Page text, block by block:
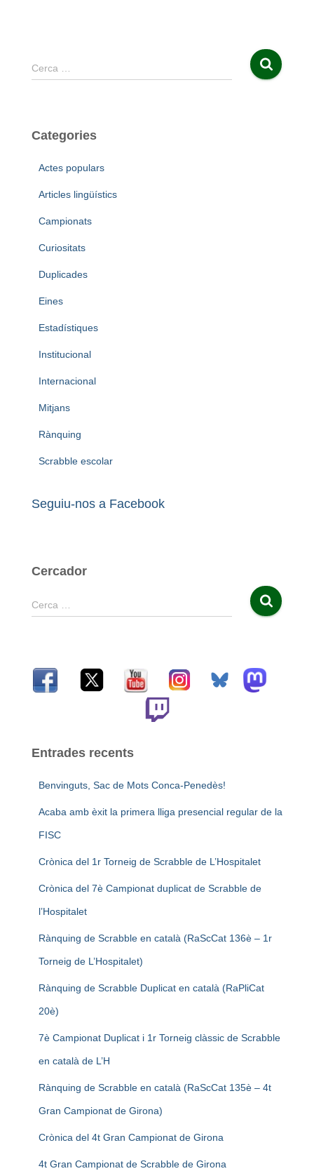
C
e
:
Cerca …
Categories
Actes populars
Articles lingüístics
Campionats
Curiositats
Duplicades
Eines
Estadístiques
Institucional
Internacional
Mitjans
Rànquing
Scrabble escolar
Seguiu-nos a Facebook
Cercador
C
e
Cerca …
Entrades recents
Benvinguts, Sac de Mots Conca-Penedès!
Acaba amb èxit la primera lliga presencial regular de la
FISC
Crònica del 1r Torneig de Scrabble de L’Hospitalet
Crònica del 7è Campionat duplicat de Scrabble de
l’Hospitalet
Rànquing de Scrabble en català (RaScCat 136è – 1r
Torneig de L’Hospitalet)
Rànquing de Scrabble Duplicat en català (RaPliCat
20è)
7è Campionat Duplicat i 1r Torneig clàssic de Scrabble
en català de L’H
Rànquing de Scrabble en català (RaScCat 135è – 4t
Gran Campionat de Girona)
Crònica del 4t Gran Campionat de Girona
4t Gran Campionat de Scrabble de Girona